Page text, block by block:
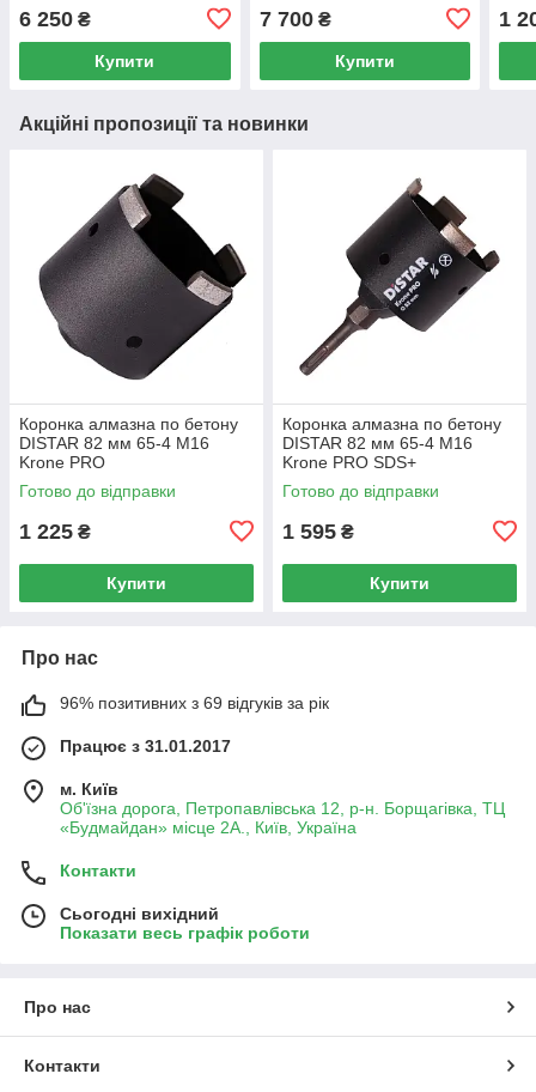
6 250 ₴
Купити
7 700₴
Купити
1
Акційні пропозиції та новинки
Коронка алмазна по бетону
DISTAR 82 мм 65-4 M16
Krone PRO
Готово до відправки
1 225 ₴
Купити
Коронка алмазна по бетону
DISTAR 82 мм 65-4 M16
Krone PRO SDS+
Готово до відправки
1 595 ₴
Купити
Про нас
96% позитивних з 69 відгуків за рік
Працює з 31.01.2017
м. Київ
Об'їзна дорога, Петропавлівська 12, р-н. Борщагівка, ТЦ
«Будмайдан» місце 2А., Київ, Україна
Контакти
Сьогодні вихідний
Показати весь графік роботи
Про нас
Контакти